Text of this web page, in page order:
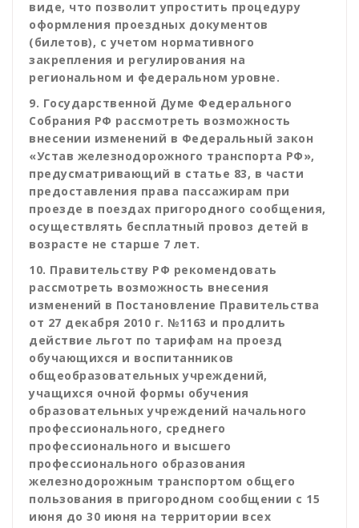
виде, что позволит упростить процедуру
оформления проездных документов
(билетов), с учетом нормативного
закрепления и регулирования на
региональном и федеральном уровне.
9. Государственной Думе Федерального
Собрания РФ рассмотреть возможность
внесении изменений в Федеральный закон
«Устав железнодорожного транспорта РФ»,
предусматривающий в статье 83, в части
предоставления права пассажирам при
проезде в поездах пригородного сообщения,
осуществлять бесплатный провоз детей в
возрасте не старше 7 лет.
10. Правительству РФ рекомендовать
рассмотреть возможность внесения
изменений в Постановление Правительства
от 27 декабря 2010 г. №1163 и продлить
действие льгот по тарифам на проезд
обучающихся и воспитанников
общеобразовательных учреждений,
учащихся очной формы обучения
образовательных учреждений начального
профессионального, среднего
профессионального и высшего
профессионального образования
железнодорожным транспортом общего
пользования в пригородном сообщении с 15
июня до 30 июня на территории всех